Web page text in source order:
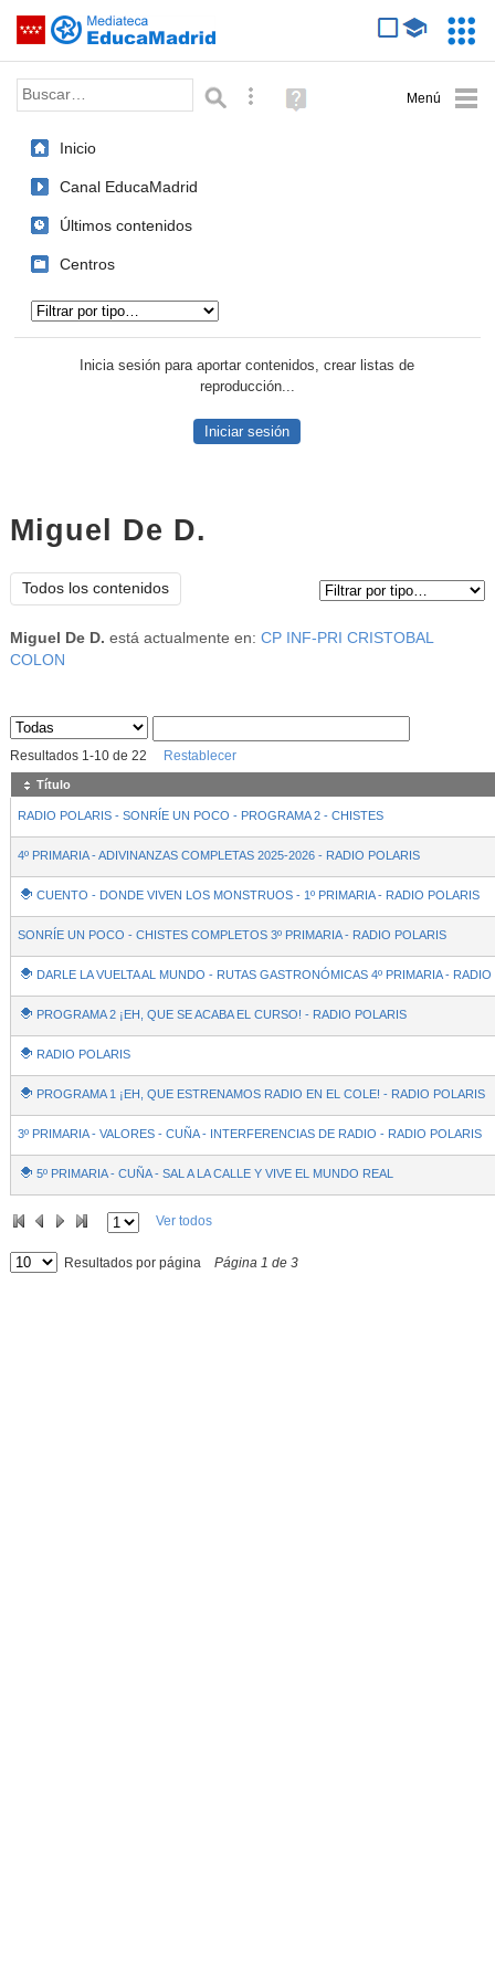
Saltar navegación
Palabra o frase: Búsqueda avanzada
Ayuda
(en
Inicio
Canal EducaMadrid
Últimos contenidos
Centros
Inicia sesión para aportar contenidos, crear listas de
reproducción...
Iniciar sesión
Miguel De D.
Todos los contenidos
Miguel De D. está actualmente en: CP INF-PRI CRISTOBAL
COLON
Sus archivos
Resultados 1-10de 22 Restablecer
Título
RADIO POLARIS - SONRÍE UN POCO - PROGRAMA 2 - CHISTES
4º PRIMARIA - ADIVINANZAS COMPLETAS 2025-2026 - RADIO POLARIS
CUENTO - DONDE VIVEN LOS MONSTRUOS - 1º PRIMARIA - RADIO POLARIS
SONRÍE UN POCO - CHISTES COMPLETOS 3º PRIMARIA - RADIO POLARIS
DARLE LA VUELTA AL MUNDO - RUTAS GASTRONÓMICAS 4º PRIMARIA -
PROGRAMA 2 ¡EH, QUE SE ACABA EL CURSO! - RADIO POLARIS
RADIO POLARIS
PROGRAMA 1 ¡EH, QUE ESTRENAMOS RADIO EN EL COLE! - RADIO POLARIS
3º PRIMARIA - VALORES - CUÑA - INTERFERENCIAS DE RADIO - RADIO POLARIS
5º PRIMARIA - CUÑA - SAL A LA CALLE Y VIVE EL MUNDO REAL
Ver todos
Resultados por página Página 1 de 3